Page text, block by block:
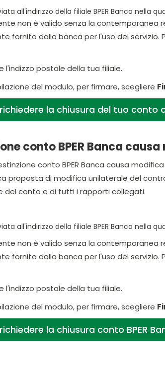
all'indirizzo della filiale BPER Banca nella
non è valido senza la
fornito dalla banca per l'uso del servizio.
l'indizzo postale della tua filiale.
del modulo, per firmare, scegliere
richiedere la chiusura del tuo conto
conto BPER Banca
conto BPER Banca causa
proposta di modifica unilaterale del
conto e di tutti i rapporti collegati.
all'indirizzo della filiale BPER Banca nella
non è valido senza la
fornito dalla banca per l'uso del servizio.
l'indizzo postale della tua filiale.
del modulo, per firmare, scegliere
richiedere la chiusura conto BPER